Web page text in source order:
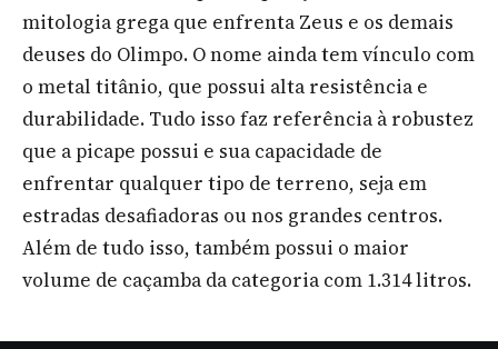
mitologia grega que enfrenta Zeus e os demais
deuses do Olimpo. O nome ainda tem vínculo com
o metal titânio, que possui alta resistência e
durabilidade. Tudo isso faz referência à robustez
que a picape possui e sua capacidade de
enfrentar qualquer tipo de terreno, seja em
estradas desafiadoras ou nos grandes centros.
Além de tudo isso, também possui o maior
volume de caçamba da categoria com 1.314 litros.